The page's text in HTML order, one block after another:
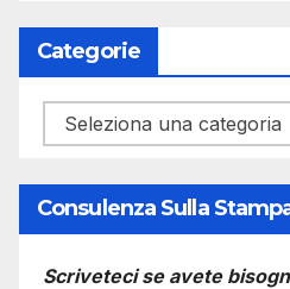
Categorie
Categorie
Consulenza Sulla
Scriveteci se avete